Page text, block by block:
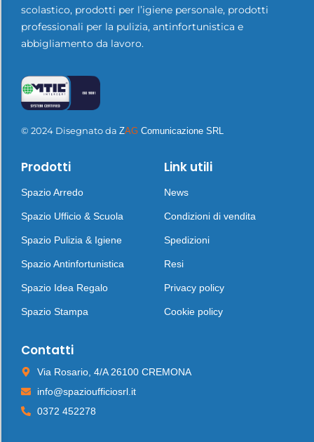
scolastico, prodotti per l’igiene personale, prodotti
professionali per la pulizia, antinfortunistica e
abbigliamento da lavoro.
© 2024 Disegnato da ZAG Comunicazione SRL
Prodotti
Spazio Arredo
Spazio Ufficio & Scuola
Spazio Pulizia & Igiene
Spazio Antinfortunistica
Spazio Idea Regalo
Spazio Stampa
Link utili
News
Condizioni di vendita
Spedizioni
Resi
Privacy policy
Cookie policy
Contatti
Via Rosario, 4/A 26100 CREMONA
info@spazioufficiosrl.it
0372 452278